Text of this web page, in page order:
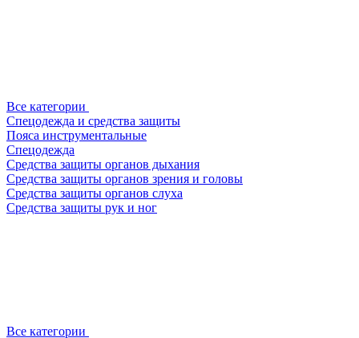
Все категории
Спецодежда и средства защиты
Пояса инструментальные
Спецодежда
Средства защиты органов дыхания
Средства защиты органов зрения и головы
Средства защиты органов слуха
Средства защиты рук и ног
Все категории